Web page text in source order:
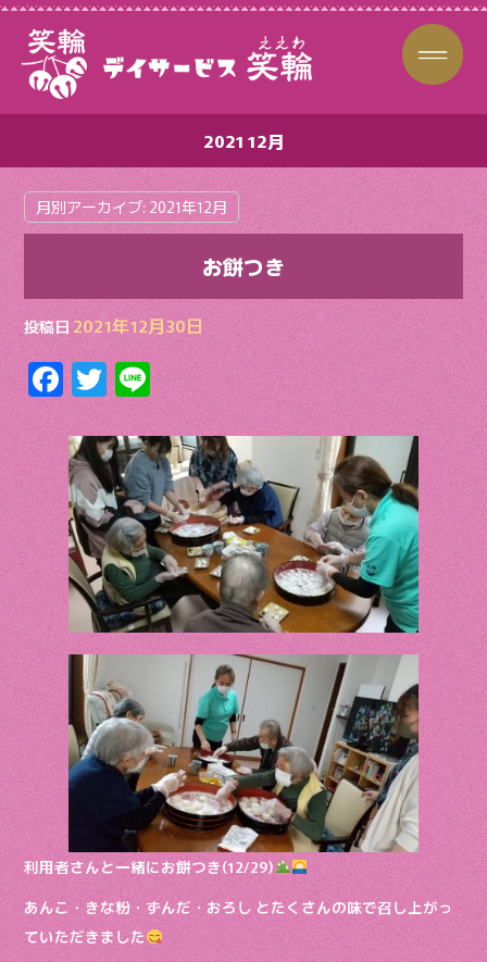
2021 12月
月別アーカイブ: 2021年12月
お餅つき
投稿日 2021年12月30日
F
ac
e
b
o
o
k
T
w
itt
er
Li
n
e
利用者さんと一緒にお餅つき(12/29)
あんこ・きな粉・ずんだ・おろし とたくさんの味で召し上がっ
ていただきました